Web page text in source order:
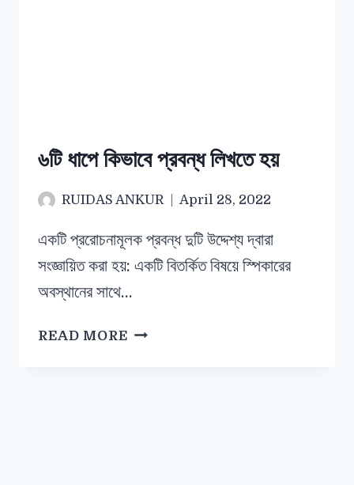
৬টি ধাপে কিভাবে প্রবন্ধ লিখতে হয়
RUIDAS ANKUR April 28, 2022
একটি প্ররোচনামূলক প্রবন্ধ দুটি উদ্দেশ্য দ্বারা
সংজ্ঞায়িত করা হয়: একটি বিতর্কিত বিষয়ে স্পিকারের
অবস্থানের সাথে…
READ MORE